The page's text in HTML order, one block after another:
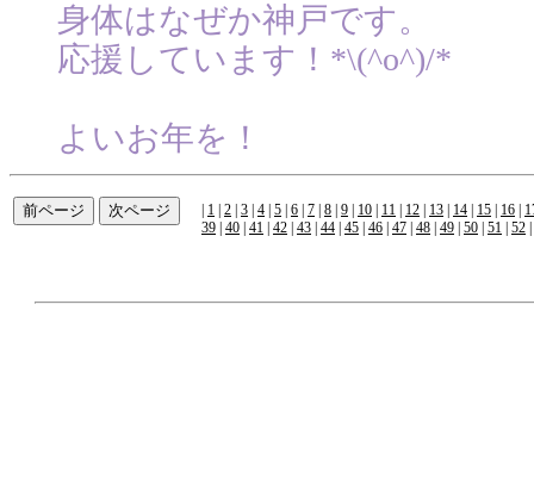
身体はなぜか神戸です。
応援しています！*\(^o^)/*
よいお年を！
1 2 3 4 5 6 7 8 9 10 11 12 13 14 15 16
39 40 41 42 43 44 45 46 47 48 49 50 51 52